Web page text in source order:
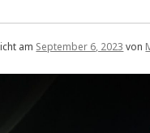
am September 6, 2023 von